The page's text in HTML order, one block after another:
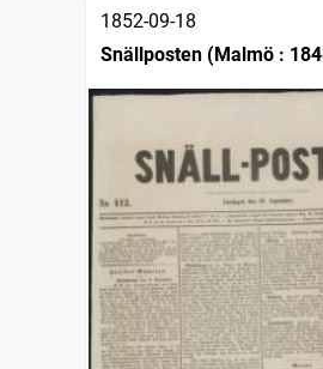
1852-09-18
Snällposten (Malmö :